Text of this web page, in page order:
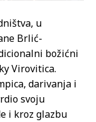
u
Brlić-
božićni
Virovitica.
darivanja i
svoju
i kroz glazbu